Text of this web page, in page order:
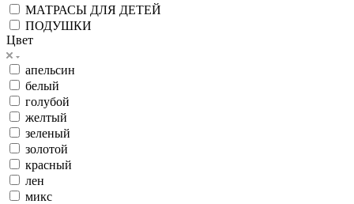
МАТРАСЫ ДЛЯ ДЕТЕЙ
ПОДУШКИ
Цвет
апельсин
белый
голубой
желтый
зеленый
золотой
красный
лен
микс